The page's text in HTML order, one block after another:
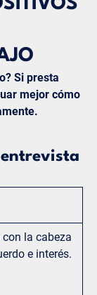
Si presta
mejor cómo
la cabeza
e interés.